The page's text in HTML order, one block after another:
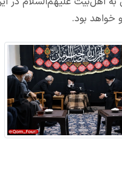
خواهد بود.